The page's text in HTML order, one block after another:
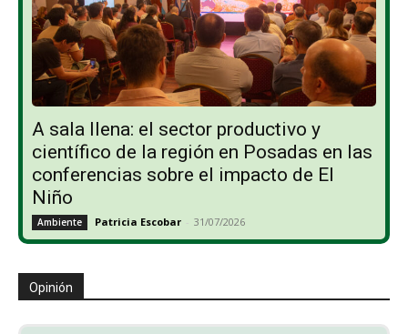
A sala llena: el sector productivo y
científico de la región en Posadas en las
conferencias sobre el impacto de El
Niño
Ambiente Patricia Escobar - 31/07/2026
Opinión